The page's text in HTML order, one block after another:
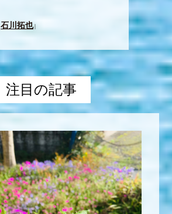
石川拓也|
注目の記事